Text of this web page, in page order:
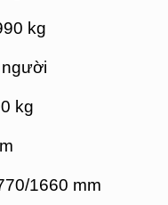
kg
kg
1660 mm